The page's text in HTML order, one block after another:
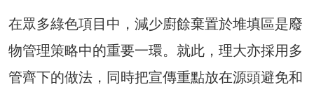
在眾多綠色項目中，減少廚餘棄置於堆填區是廢
物管理策略中的重要一環。就此，理大亦採用多
管齊下的做法，同時把宣傳重點放在源頭避免和